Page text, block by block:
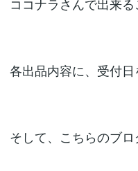
各出品内容に、受付
そして、こちらのブ